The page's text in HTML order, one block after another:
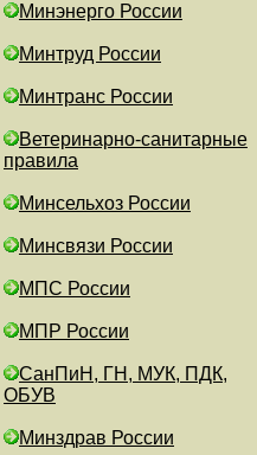
Минэнерго России
Минтруд России
Минтранс России
Ветеринарно-санитарные
правила
Минсельхоз России
Минсвязи России
МПС России
МПР России
СанПиН, ГН, МУК, ПДК,
ОБУВ
Минздрав России